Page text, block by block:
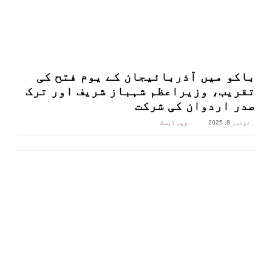
باکو میں آذربائیجان کے یوم فتح کی
تقریب، وزیراعظم شہباز شریف اور ترک
صدر اردوان کی شرکت
نومبر 8, 2025 ویب ڈیسک